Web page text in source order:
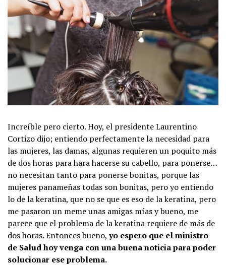
Increíble pero cierto. Hoy, el presidente Laurentino
Cortizo dijo; entiendo perfectamente la necesidad para
las mujeres, las damas, algunas requieren un poquito más
de dos horas para hara hacerse su cabello, para ponerse…
no necesitan tanto para ponerse bonitas, porque las
mujeres panameñas todas son bonitas, pero yo entiendo
lo de la keratina, que no se que es eso de la keratina, pero
me pasaron un meme unas amigas mías y bueno, me
parece que el problema de la keratina requiere de más de
dos horas. Entonces bueno,yo espero que el ministro
de Salud hoy venga con una buena noticia para poder
solucionar ese problema.